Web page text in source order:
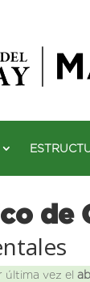
de
última vez el